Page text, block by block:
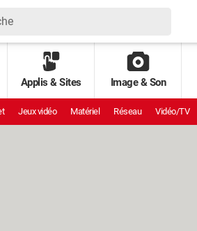
Applis & Sites Image & Son
Jeux vidéo Matériel Réseau Vidéo/TV